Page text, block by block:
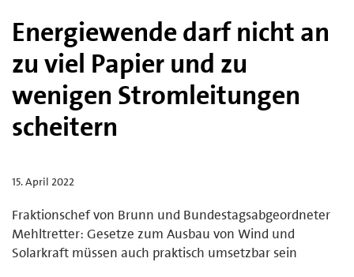
Energiewende darf nicht an
zu viel Papier und zu
wenigen Stromleitungen
scheitern
15. April 2022
Fraktionschef von Brunn und Bundestagsabgeordneter
Mehltretter: Gesetze zum Ausbau von Wind und
Solarkraft müssen auch praktisch umsetzbar sein